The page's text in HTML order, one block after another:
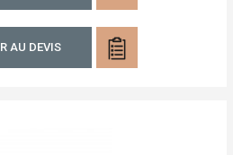
AU DEVIS